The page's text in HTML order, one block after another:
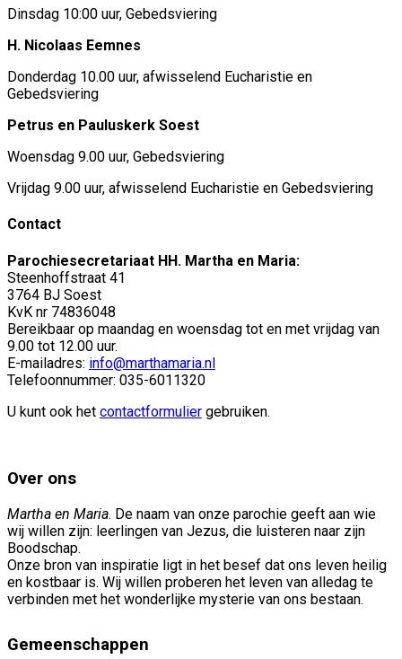
Dinsdag 10:00 uur, Gebedsviering
H. Nicolaas Eemnes
Donderdag 10.00 uur, afwisselend Eucharistie en
Gebedsviering
Petrus en Pauluskerk Soest
Woensdag 9.00 uur, Gebedsviering
Vrijdag 9.00 uur, afwisselend Eucharistie en Gebedsviering
Contact
Parochiesecretariaat HH. Martha en Maria:
Steenhoffstraat 41
3764 BJ Soest
KvK nr 74836048
Bereikbaar op maandag en woensdag tot en met vrijdag van
9.00 tot 12.00 uur.
E-mailadres: info@marthamaria.nl
Telefoonnummer: 035-6011320
U kunt ook het contactformulier gebruiken.
Over ons
Martha en Maria. De naam van onze parochie geeft aan wie
wij willen zijn: leerlingen van Jezus, die luisteren naar zijn
Boodschap.
Onze bron van inspiratie ligt in het besef dat ons leven heilig
en kostbaar is. Wij willen proberen het leven van alledag te
verbinden met het wonderlijke mysterie van ons bestaan.
Gemeenschappen